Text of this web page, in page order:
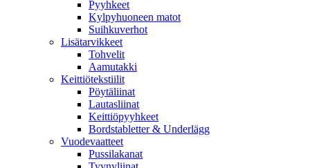
Pyyhkeet
Kylpyhuoneen matot
Suihkuverhot
Lisätarvikkeet
Tohvelit
Aamutakki
Keittiötekstiilit
Pöytäliinat
Lautasliinat
Keittiöpyyhkeet
Bordstabletter & Underlägg
Vuodevaatteet
Pussilakanat